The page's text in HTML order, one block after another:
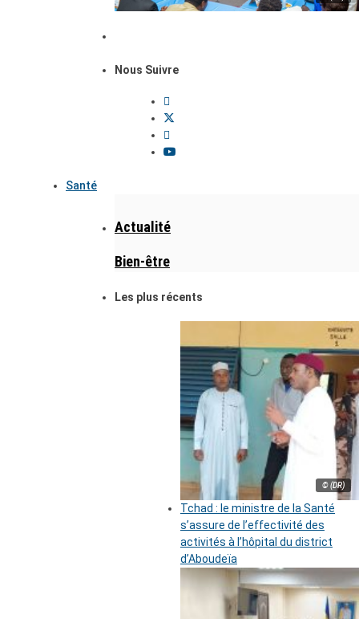
Nous Suivre
Santé
Actualité
Bien-être
Les plus récents
© (DR)
Tchad : le ministre de la Santé
s’assure de l’effectivité des
activités à l’hôpital du district
d’Aboudeïa